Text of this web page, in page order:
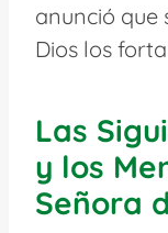
anunció que
Dios los
Las
y los
Señora